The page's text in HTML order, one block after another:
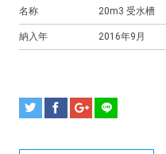
名称 20m3 受水槽
納入年 2016年9月